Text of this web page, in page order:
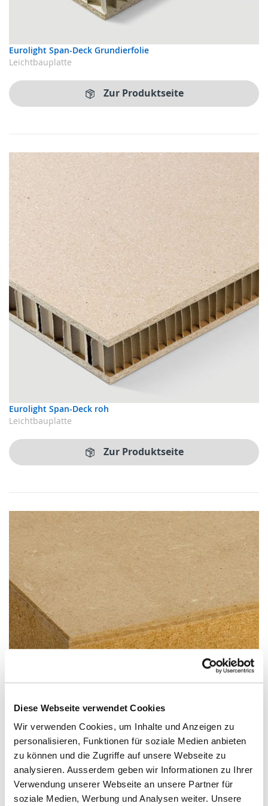
Diese Webseite verwendet Cookies
Wir verwenden Cookies, um Inhalte und Anzeigen zu
personalisieren, Funktionen für soziale Medien anbieten
zu können und die Zugriffe auf unsere Webseite zu
analysieren. Ausserdem geben wir Informationen zu Ihrer
Verwendung unserer Webseite an unsere Partner für
soziale Medien, Werbung und Analysen weiter. Unsere
Eurolight Span-Deck Grundierfolie
Leichtbauplatte
Zur Produktseite
Eurolight Span-Deck roh
Leichtbauplatte
Zur Produktseite
MDF Leicht Finlight mit 3mm MDF Deck
MDF roh